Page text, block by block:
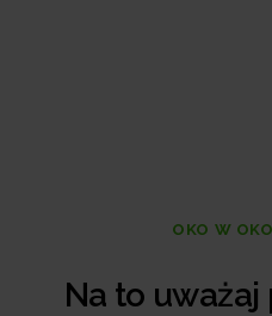
OKO W
Na to